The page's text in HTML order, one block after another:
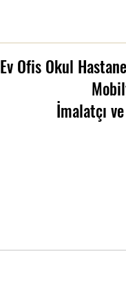
Ev Ofis Okul
İmalatçı